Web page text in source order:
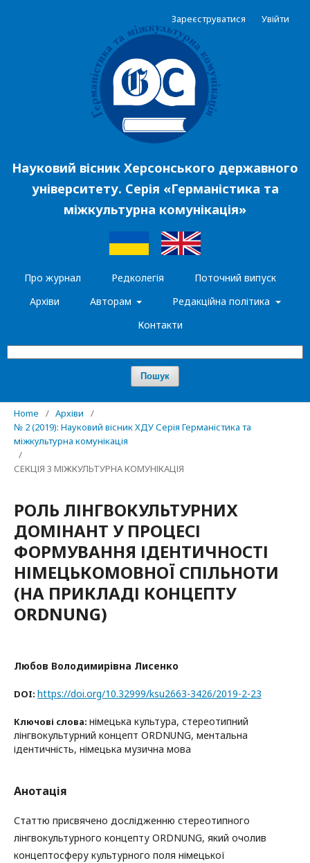
Науковий вісник Херсонського державного
університету. Серія «Германістика та
міжкультурна комунікація»
Про журнал Редколегія
Поточний випуск
Архіви
Авторам
Редакційна політика
Контакти
Пошук
Зареєструватися Увійти
Home / Архіви
/
№ 2 (2019): Науковий вісник ХДУ Серія Германістика та
міжкультурна комунікація
/
СЕКЦІЯ 3 МІЖКУЛЬТУРНА КОМУНІКАЦІЯ
РОЛЬ ЛІНГВОКУЛЬТУРНИХ
ДОМІНАНТ У ПРОЦЕСІ
ФОРМУВАННЯ ІДЕНТИЧНОСТІ
НІМЕЦЬКОМОВНОЇ СПІЛЬНОТИ
(НА ПРИКЛАДІ КОНЦЕПТУ
ORDNUNG)
Любов Володимирівна Лисенко
DOI: https://doi.org/10.32999/ksu2663-3426/2019-2-23
Ключові слова: німецька культура, стереотипний
лінгвокультурний концепт ORDNUNG, ментальна
ідентичність, німецька музична мова
Анотація
Статтю присвячено дослідженню стереотипного
лінгвокультурного концепту ORDNUNG, який очолив
концептосферу культурного поля німецької